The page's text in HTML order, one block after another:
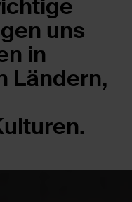
uns
in
Ländern,